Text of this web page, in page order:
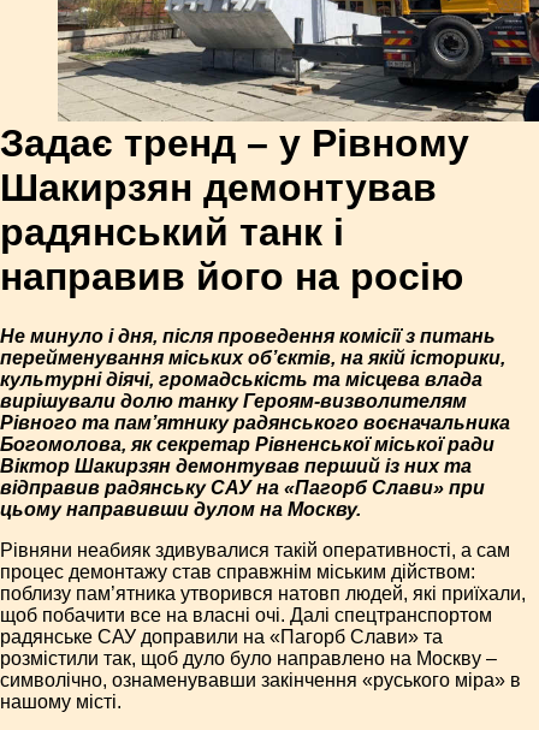
Задає тренд – у Рівному
Шакирзян демонтував
радянський танк і
направив його на росію
Не минуло і дня, після проведення комісії з питань
перейменування міських об’єктів, на якій історики,
культурні діячі, громадськість та місцева влада
вирішували долю танку Героям-визволителям
Рівного та пам’ятнику радянського воєначальника
Богомолова, як секретар Рівненської міської ради
Віктор Шакирзян демонтував перший із них та
відправив радянську САУ на «Пагорб Слави» при
цьому направивши дулом на Москву.
Рівняни неабияк здивувалися такій оперативності, а сам
процес демонтажу став справжнім міським дійством:
поблизу пам’ятника утворився натовп людей, які приїхали,
щоб побачити все на власні очі. Далі спецтранспортом
радянське САУ доправили на «Пагорб Слави» та
розмістили так, щоб дуло було направлено на Москву –
символічно, ознаменувавши закінчення «руського міра» в
нашому місті.